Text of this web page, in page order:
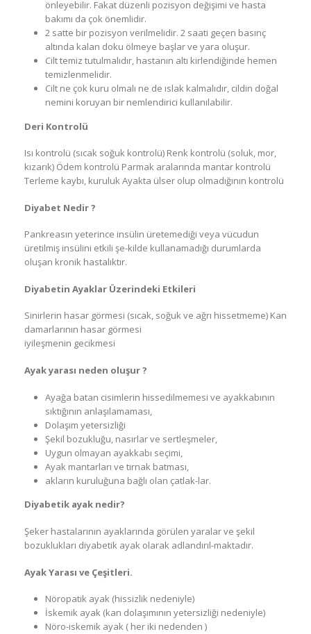
önleyebilir. Fakat düzenli pozisyon değişimi ve hasta
bakımı da çok önemlidir.
2 satte bir pozisyon verilmelidir. 2 saati geçen basınç
altında kalan doku ölmeye başlar ve yara oluşur.
Cilt temiz tutulmalıdır, hastanın altı kirlendiğinde hemen
temizlenmelidir.
Cilt ne çok kuru olmalı ne de ıslak kalmalıdır, cildin doğal
nemini koruyan bir nemlendirici kullanılabilir.
Deri Kontrolü
Isı kontrolü (sıcak soğuk kontrolü) Renk kontrolü (soluk, mor,
kızarık) Ödem kontrolü Parmak aralarında mantar kontrolü
Terleme kaybı, kuruluk Ayakta ülser olup olmadığının kontrolü
Diyabet Nedir ?
Pankreasın yeterince insülin üretemediği veya vücudun
üretilmiş insülini etkili şe-kilde kullanamadığı durumlarda
oluşan kronik hastalıktır.
Diyabetin Ayaklar Üzerindeki Etkileri
Sinirlerin hasar görmesi (sıcak, soğuk ve ağrı hissetmeme) Kan
damarlarının hasar görmesi
iyileşmenin gecikmesi
Ayak yarası neden oluşur ?
Ayağa batan cisimlerin hissedilmemesi ve ayakkabının
sıktığının anlaşılamaması,
Dolaşım yetersizliği
Şekil bozukluğu, nasırlar ve sertleşmeler,
Uygun olmayan ayakkabı seçimi,
Ayak mantarları ve tırnak batması,
akların kuruluğuna bağlı olan çatlak-lar.
Diyabetik ayak nedir?
Şeker hastalarının ayaklarında görülen yaralar ve şekil
bozuklukları diyabetik ayak olarak adlandırıl-maktadır.
Ayak Yarası ve Çeşitleri.
Nöropatik ayak (hissizlik nedeniyle)
İskemik ayak (kan dolaşımının yetersizliği nedeniyle)
Nöro-iskemik ayak ( her iki nedenden )